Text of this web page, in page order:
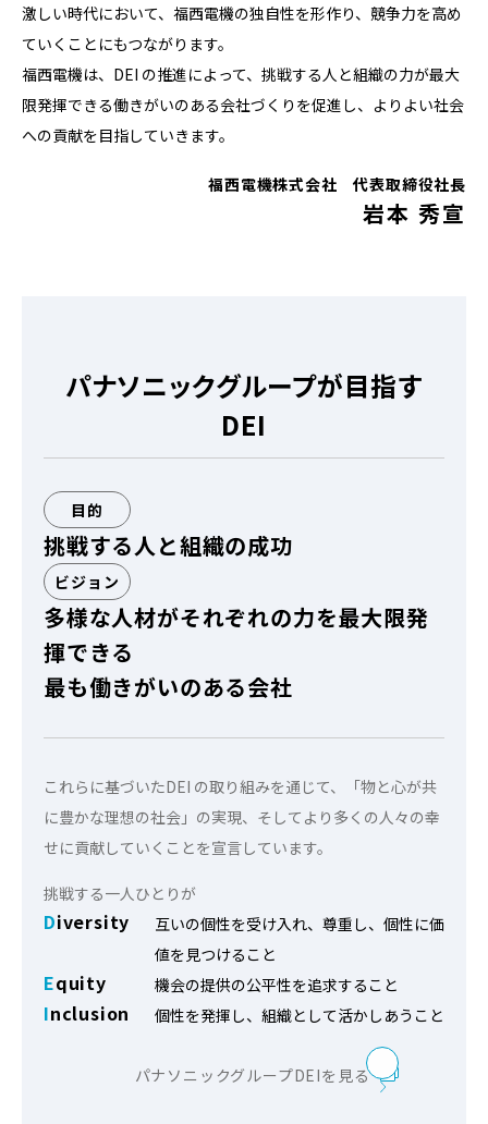
激しい時代において、福⻄電機の独⾃性を形作り、競争⼒を⾼め
ていくことにもつながります。
福⻄電機は、DEI の推進によって、挑戦する⼈と組織の⼒が最⼤
限発揮できる働きがいのある会社づくりを促進し、よりよい社会
への貢献を⽬指していきます。
福西電機株式会社 代表取締役社長
岩本 秀宣
パナソニックグループが⽬指す
DEI
目的
挑戦する⼈と組織の成功
ビジョン
多様な⼈材がそれぞれの⼒を最⼤限発
揮できる
最も働きがいのある会社
これらに基づいたDEI の取り組みを通じて、「物と⼼が共
に豊かな理想の社会」の実現、そしてより多くの⼈々の幸
せに貢献していくことを宣⾔しています。
挑戦する⼀⼈ひとりが
Diversity
互いの個性を受け⼊れ、尊重し、個性に価
値を⾒つけること
Equity 機会の提供の公平性を追求すること
Inclusion 個性を発揮し、組織として活かしあうこと
パナソニックグループDEIを見る